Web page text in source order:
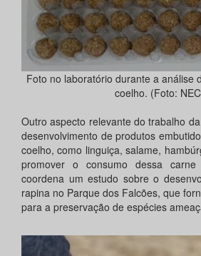
Foto no laboratório durante a análise
coelho. (Foto:
Outro aspecto relevante do trabalho
desenvolvimento de produtos
coelho, como linguiça, salame,
promover o consumo dessa
coordena um estudo sobre o
rapina no Parque dos Falcões, que
para a preservação de espécies